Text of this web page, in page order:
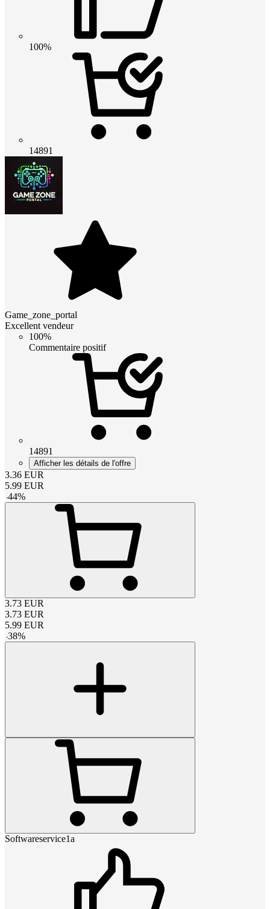
100%
14891
Game_zone_portal
Excellent vendeur
100%
Commentaire positif
14891
Afficher les détails de l'offre
3.36 EUR
5.99 EUR
-44%
3.73 EUR
3.73 EUR
5.99 EUR
-38%
Softwareservice1a